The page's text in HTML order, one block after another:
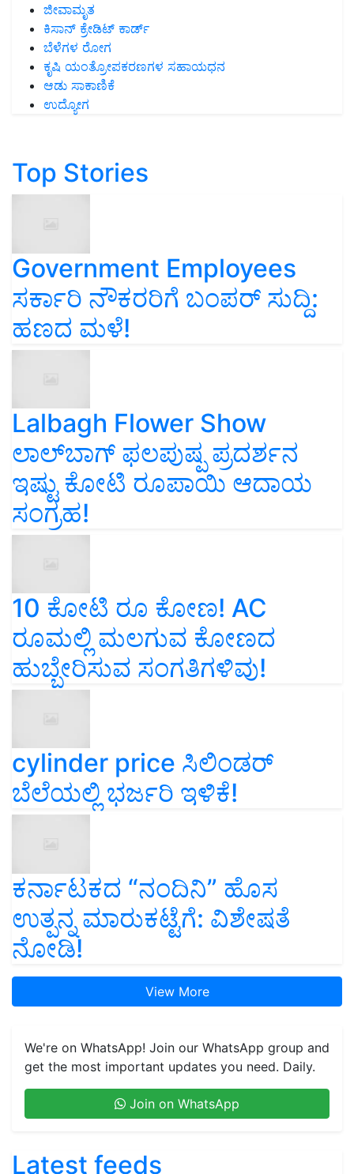
ಜೀವಾಮೃತ
ಕಿಸಾನ್ ಕ್ರೇಡಿಟ್ ಕಾರ್ಡ್
ಬೆಳೆಗಳ ರೋಗ
ಕೃಷಿ ಯಂತ್ರೋಪಕರಣಗಳ ಸಹಾಯಧನ
ಆಡು ಸಾಕಾಣಿಕೆ
ಉದ್ಯೋಗ
Top Stories
Government Employees
ಸರ್ಕಾರಿ ನೌಕರರಿಗೆ ಬಂಪರ್‌ ಸುದ್ದಿ:
ಹಣದ ಮಳೆ!
Lalbagh Flower Show
ಲಾಲ್‌ಬಾಗ್ ಫಲಪುಷ್ಪ ಪ್ರದರ್ಶನ
ಇಷ್ಟು ಕೋಟಿ ರೂಪಾಯಿ ಆದಾಯ
ಸಂಗ್ರಹ!
10 ಕೋಟಿ ರೂ ಕೋಣ! AC
ರೂಮಲ್ಲಿ ಮಲಗುವ ಕೋಣದ
ಹುಬ್ಬೇರಿಸುವ ಸಂಗತಿಗಳಿವು!
cylinder price ಸಿಲಿಂಡರ್‌
ಬೆಲೆಯಲ್ಲಿ ಭರ್ಜರಿ ಇಳಿಕೆ!
ಕರ್ನಾಟಕದ “ನಂದಿನಿ” ಹೊಸ
ಉತ್ಪನ್ನ ಮಾರುಕಟ್ಟೆಗೆ: ವಿಶೇಷತೆ
ನೋಡಿ!
View More
We're on WhatsApp! Join our WhatsApp group and
get the most important updates you need. Daily.
Join on WhatsApp
Latest feeds